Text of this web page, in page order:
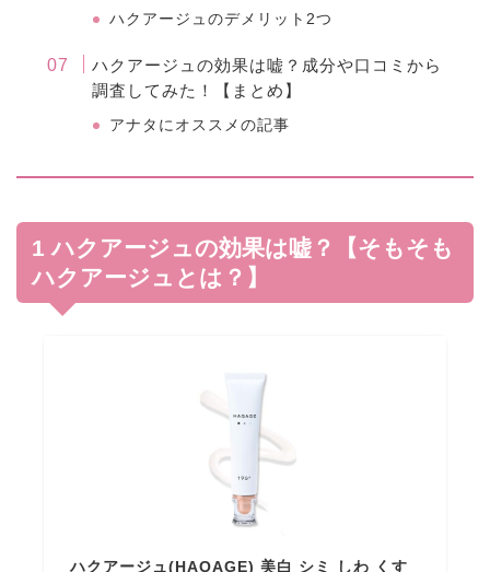
ハクアージュのデメリット2つ
ハクアージュの効果は嘘？成分や口コミから
調査してみた！【まとめ】
アナタにオススメの記事
1 ハクアージュの効果は嘘？【そもそも
ハクアージュとは？】
ハクアージュ(HAQAGE) 美白 シミ しわ くす